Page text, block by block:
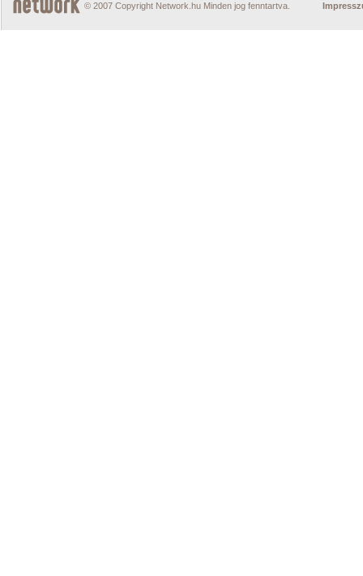
© 2007 Copyright Network.hu Minden jog fenntartva.